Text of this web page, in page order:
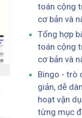
toán cộng
cơ bản và
Tổng hợp
toán cộng
cơ bản và
Bingo - trò
giản, dễ
hoạt vận
từng mục